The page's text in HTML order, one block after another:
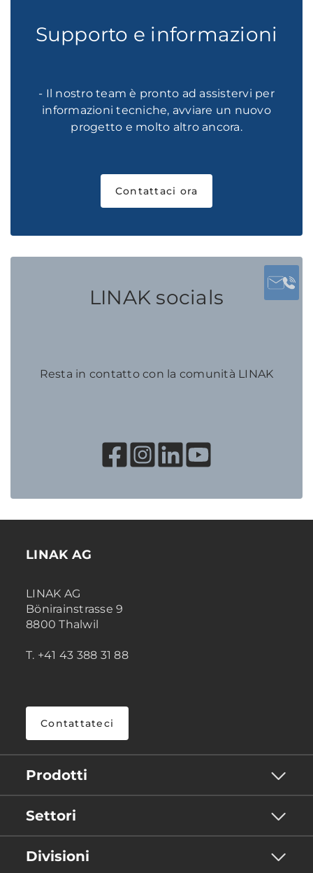
Supporto e informazioni
- Il nostro team è pronto ad assistervi per
informazioni tecniche, avviare un nuovo
progetto e molto altro ancora.
Contattaci ora
LINAK socials
Resta in contatto con la comunità LINAK
LINAK AG
LINAK AG
Bönirainstrasse 9
8800 Thalwil
T. +41 43 388 31 88
Contattateci
Prodotti
Settori
Divisioni